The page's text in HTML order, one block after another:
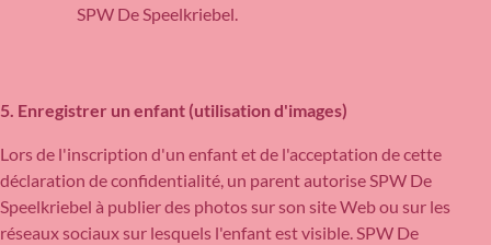
SPW De Speelkriebel.
5. Enregistrer un enfant (utilisation d'images)
Lors de l'inscription d'un enfant et de l'acceptation de cette
déclaration de confidentialité, un parent autorise SPW De
Speelkriebel à publier des photos sur son site Web ou sur les
réseaux sociaux sur lesquels l'enfant est visible. SPW De